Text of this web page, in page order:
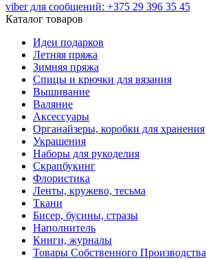
viber для сообщений: +375 29 396 35 45
Каталог товаров
Идеи подарков
Летняя пряжа
Зимняя пряжа
Спицы и крючки для вязания
Вышивание
Валяние
Аксессуары
Органайзеры, коробки для хранения
Украшения
Наборы для рукоделия
Скрапбукинг
Флористика
Ленты, кружево, тесьма
Ткани
Бисер, бусины, стразы
Наполнитель
Книги, журналы
Товары Собственного Производства